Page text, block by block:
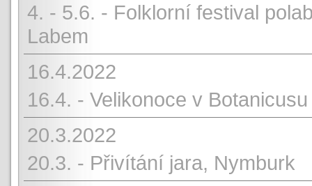
4. - 5.6. - Folklorní festival
Labem
16.4.2022
16.4. - Velikonoce v
20.3.2022
20.3. - Přivítání jara, Nymburk